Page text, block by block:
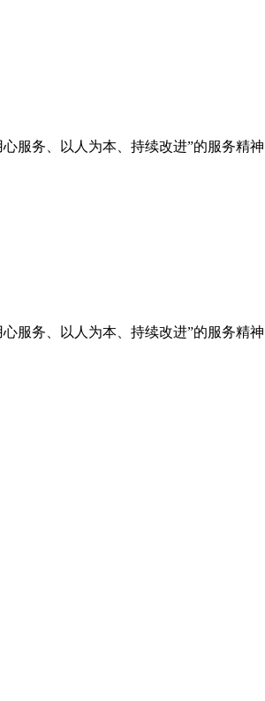
服务、以人为本、持续改进”的服务精
服务、以人为本、持续改进”的服务精